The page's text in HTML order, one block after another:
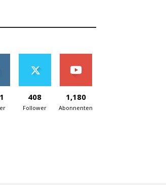
408
Follower
1,180
Abonnenten